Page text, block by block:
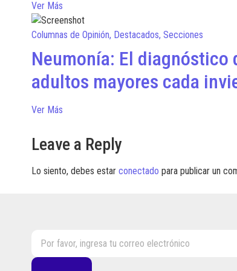
Ver Más
Columnas de Opinión, Destacados, Secciones
Neumonía: El
adultos mayores cada
Ver Más
Leave a Reply
Lo siento, debes estar conectado para publicar un